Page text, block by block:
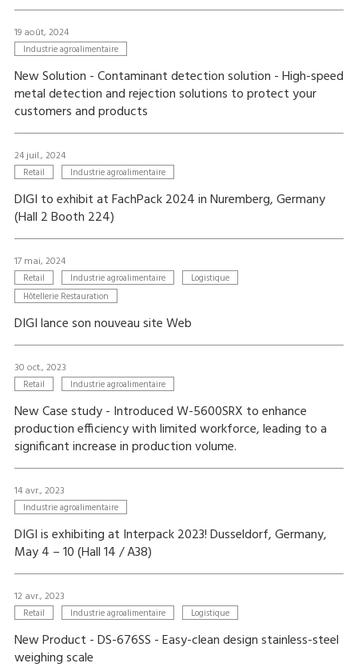
19 août, 2024
Industrie agroalimentaire
New Solution - Contaminant detection solution - High-speed
metal detection and rejection solutions to protect your
customers and products
24 juil., 2024
Retail Industrie agroalimentaire
DIGI to exhibit at FachPack 2024 in Nuremberg, Germany
(Hall 2 Booth 224)
17 mai, 2024
Retail Industrie agroalimentaire
Logistique
Hôtellerie Restauration
DIGI lance son nouveau site Web
30 oct., 2023
Retail Industrie agroalimentaire
New Case study - Introduced W-5600SRX to enhance
production efficiency with limited workforce, leading to a
significant increase in production volume.
14 avr., 2023
Industrie agroalimentaire
DIGI is exhibiting at Interpack 2023! Dusseldorf, Germany,
May 4 – 10 (Hall 14 / A38)
12 avr., 2023
Retail Industrie agroalimentaire Logistique
New Product - DS-676SS - Easy-clean design stainless-steel
weighing scale